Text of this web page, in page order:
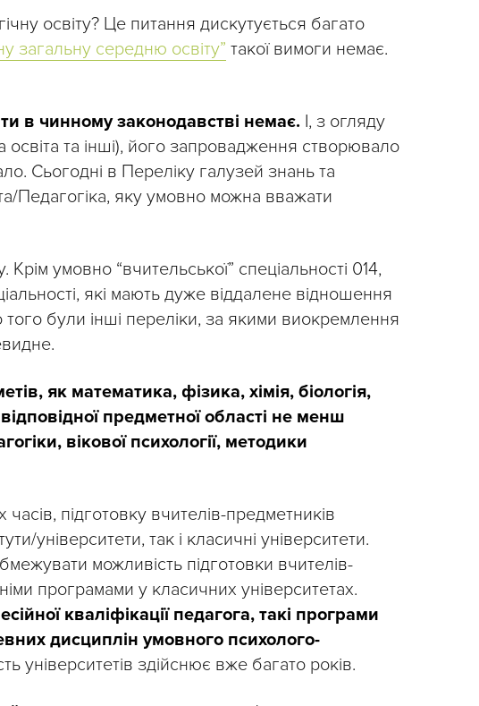
освіту? Це питання дискутується багато
загальну середню освіту” такої вимоги немає.
в чинному законодавстві немає. І, з огляду
та інші), його запровадження створювало
Сьогодні в Переліку галузей знань та
Педагогіка, яку умовно можна вважати
умовно “вчительської” спеціальності 014,
які мають дуже віддалене відношення
були інші переліки, за якими виокремлення
як математика, фізика, хімія, біологія,
предметної області не менш
вікової психології, методики
підготовку вчителів-предметників
університети, так і класичні університети.
можливість підготовки вчителів-
програмами у класичних університетах.
кваліфікації педагога, такі програми
дисциплін умовного психолого-
університетів здійснює вже багато років.